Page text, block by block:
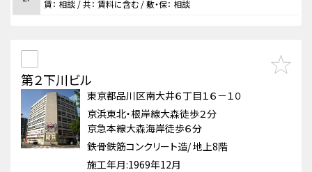
賃： 相談 / 共： 賃料に含む / 敷・保： 相談
第２下川ビル
東京都品川区南大井６丁目１６－１０
京浜東北・根岸線大森徒歩２分
京急本線大森海岸徒歩６分
鉄骨鉄筋コンクリート造/ 地上8階
施工年月:1969年12月